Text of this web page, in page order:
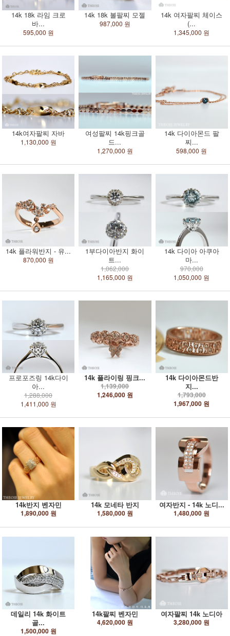
14k 18k 라임 크로
바...
595,000 원
14k 18k 볼팔찌 모젤
987,000 원
14k 여자팔찌 체이스
(...
1,345,000 원
14k여자팔찌 자바
1,130,000 원
여성팔찌 14k핑크골
드...
1,270,000 원
14k 다이아몬드 팔
찌...
598,000 원
14k 플라워반지 - 유...
870,000 원
1부다이아반지 화이
트...
1,062,000
1,165,000 원
14k 다이아 아쿠아
마...
970,000
1,050,000 원
프로포즈링 14k다이
아...
1,288,000
1,411,000 원
14k 플라이링 핑크...
1,139,000
1,246,000 원
14k 다이아몬드반
지...
1,793,000
1,967,000 원
14k반지 벤자민
1,890,000 원
14k 모네타 반지
1,580,000 원
여자반지 - 14k 노디...
1,480,000 원
데일리 14k 화이트
골...
1,500,000 원
14k팔찌 벤자민
4,620,000 원
여자팔찌 14k 노디아
3,280,000 원